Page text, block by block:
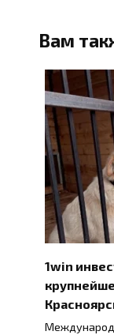
Вам
1win